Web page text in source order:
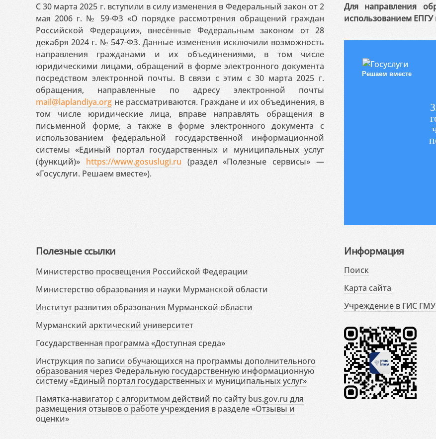
С 30 марта 2025 г. вступили в силу изменения в Федеральный закон от 2
мая 2006 г. № 59-ФЗ «О порядке рассмотрения обращений граждан
Российской Федерации», внесённые Федеральным законом от 28
декабря 2024 г. № 547-ФЗ. Данные изменения исключили возможность
направления гражданами и их объединениями, в том числе
юридическими лицами, обращений в форме электронного документа
посредством электронной почты. В связи с этим с 30 марта 2025 г.
обращения, направленные по адресу электронной почты
mail@laplandiya.org не рассматриваются. Граждане и их объединения, в
том числе юридические лица, вправе направлять обращения в
письменной форме, а также в форме электронного документа с
использованием федеральной государственной информационной
системы «Единый портал государственных и муниципальных услуг
(функций)» https://www.gosuslugi.ru (раздел «Полезные сервисы» —
«Госуслуги. Решаем вместе»).
Для направления
использованием
Решаем вместе
Полезные ссылки
Министерство просвещения Российской Федерации
Министерство образования и науки Мурманской области
Институт развития образования Мурманской области
Мурманский арктический университет
Государственная программа «Доступная среда»
Инструкция по записи обучающихся на программы дополнительного
образования через Федеральную государственную информационную
систему «Единый портал государственных и муниципальных услуг»
Памятка-навигатор с алгоритмом действий по сайту bus.gov.ru для
размещения отзывов о работе учреждения в разделе «Отзывы и
оценки»
Информация
Поиск
Карта сайта
Учреждение в ГИС ГМУ